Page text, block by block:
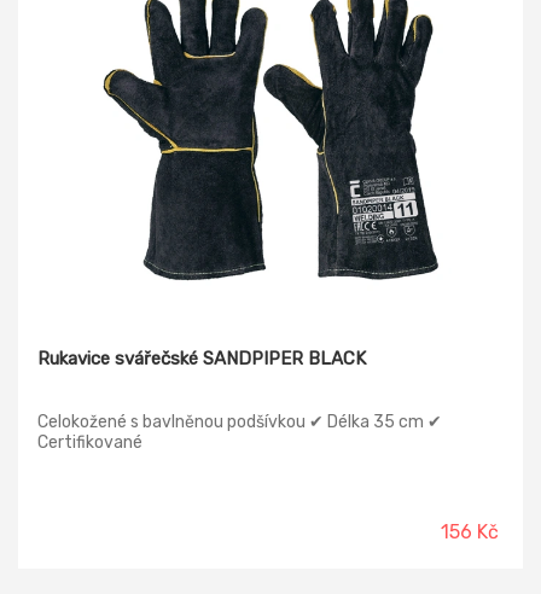
Rukavice svářečské SANDPIPER BLACK
Celokožené s bavlněnou podšívkou ✔ Délka 35 cm ✔
Certifikované
156 Kč